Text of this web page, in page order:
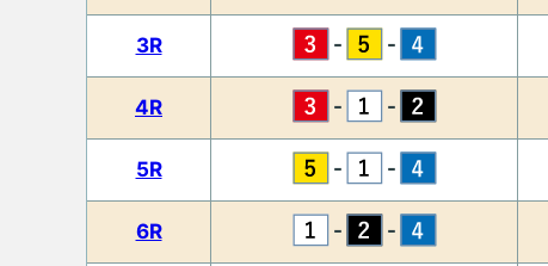
3R - -
4R - -
5R - -
6R - -